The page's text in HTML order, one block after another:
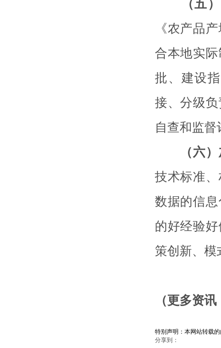
（五）
《农产品
合本地实
批、建设
接、分级
自查和监
（六
技术标准
数据的信
的好经验
策创新、模
（更多资
特别声明：本网站转载
分享到：